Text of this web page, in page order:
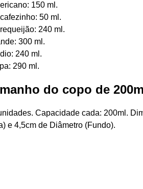
150 ml.
50 ml.
240 ml.
300 ml.
240 ml.
290 ml.
do copo de
Capacidade cada: 200ml.
e 4,5cm de Diâmetro (Fundo).